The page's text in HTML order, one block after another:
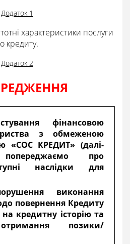
Додаток 1
характеристики послуги
кредиту.
Додаток 2
фінансовою
з обмеженою
«СОС КРЕДИТ» (далі-
попереджаємо про
наслідки для
виконання
повернення Кредиту
кредитну історію та
позики/